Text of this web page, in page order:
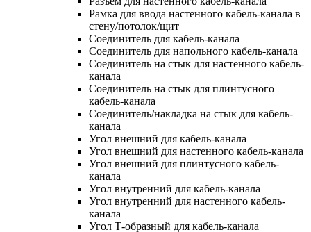
Рамка для ввода настенного кабель-канала в
стену/потолок/щит
Соединитель для кабель-канала
Соединитель для напольного кабель-канала
Соединитель на стык для настенного кабель-
канала
Соединитель на стык для плинтусного
кабель-канала
Соединитель/накладка на стык для кабель-
канала
Угол внешний для кабель-канала
Угол внешний для настенного кабель-канала
Угол внешний для плинтусного кабель-
канала
Угол внутренний для кабель-канала
Угол внутренний для настенного кабель-
канала
Угол Т-образный для кабель-канала